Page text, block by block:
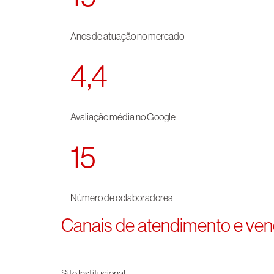
Anos de atuação no mercado
4,4
Avaliação média no Google
15
Número de colaboradores
Canais de atendimento e